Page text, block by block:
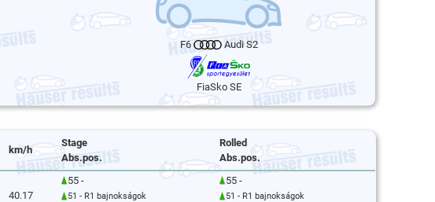
F6 Audi S2
FiaSko SE
km/h
Stage
Abs.pos.
Rolled
Abs.pos.
40.17
55 -
51 - R1 bajnokságok
55 -
51 - R1 bajnokságok